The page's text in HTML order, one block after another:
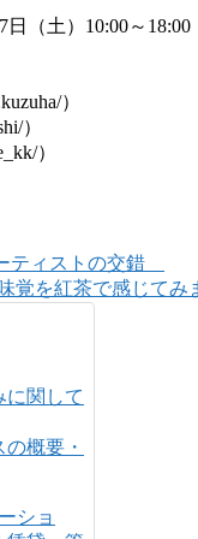
（土）10:00～18:00
）
）
）
ティストの交錯
覚を紅茶で感じてみ
概要・